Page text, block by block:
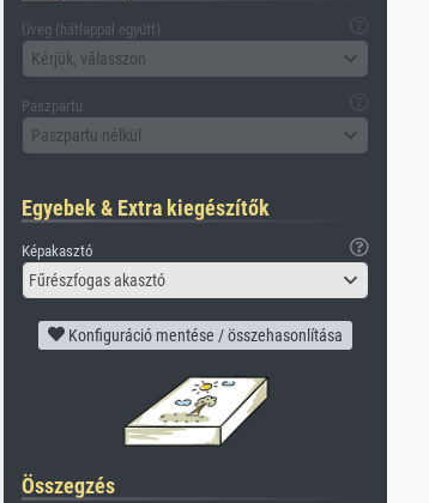
Üveg (hátlappal együtt)
Kérjük, válasszon
Paszpartu
Paszpartu nélkül
Egyebek & Extra kiegészítők
Képakasztó
Fűrészfogas akasztó
Konfiguráció mentése / összehasonlítása
Összegzés